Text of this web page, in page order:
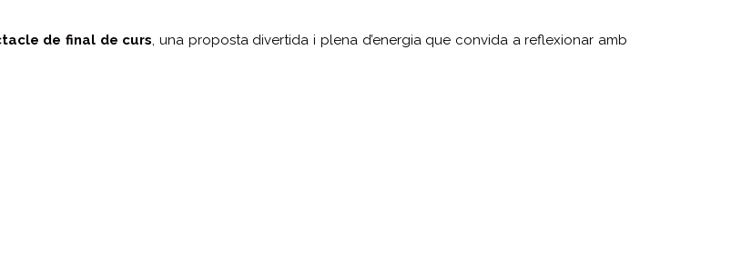
de final de curs, una proposta divertida i plena d’energia que convida a reflexionar amb